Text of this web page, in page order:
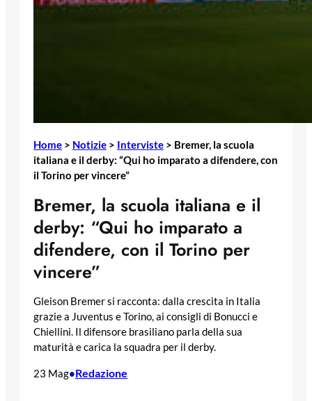
Home > Notizie > Interviste > Bremer, la scuola
italiana e il derby: “Qui ho imparato a difendere, con
il Torino per vincere”
Bremer, la scuola italiana e il
derby: “Qui ho imparato a
difendere, con il Torino per
vincere”
Gleison Bremer si racconta: dalla crescita in Italia
grazie a Juventus e Torino, ai consigli di Bonucci e
Chiellini. Il difensore brasiliano parla della sua
maturità e carica la squadra per il derby.
23 Mag•Redazione